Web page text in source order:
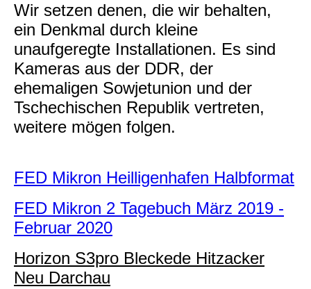
Wir setzen denen, die wir behalten,
ein Denkmal durch kleine
unaufgeregte Installationen. Es sind
Kameras aus der DDR, der
ehemaligen Sowjetunion und der
Tschechischen Republik vertreten,
weitere mögen folgen.
FED Mikron Heilligenhafen Halbformat
FED Mikron 2 Tagebuch März 2019 -
Februar 2020
Horizon S3pro Bleckede Hitzacker
Neu Darchau